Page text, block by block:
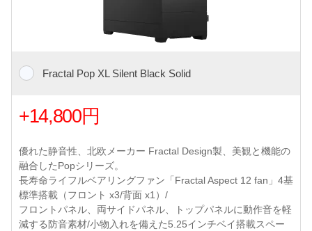
Fractal Pop XL Silent Black Solid
+14,800円
優れた静音性、北欧メーカー Fractal Design製、美観と機能の
融合したPopシリーズ。
長寿命ライフルベアリングファン「Fractal Aspect 12 fan」4基
標準搭載（フロント x3/背面 x1）/
フロントパネル、両サイドパネル、トップパネルに動作音を軽
減する防音素材/小物入れを備えた5.25インチベイ搭載スペー